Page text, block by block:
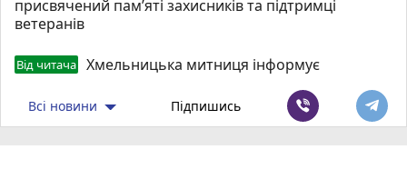
присвячений пам’яті захисників та підтримці
ветеранів
Від читача Хмельницька митниця інформує
Всі новини Підпишись